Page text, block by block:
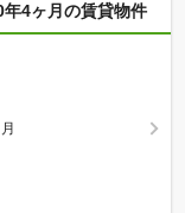
4ヶ月の賃貸物件